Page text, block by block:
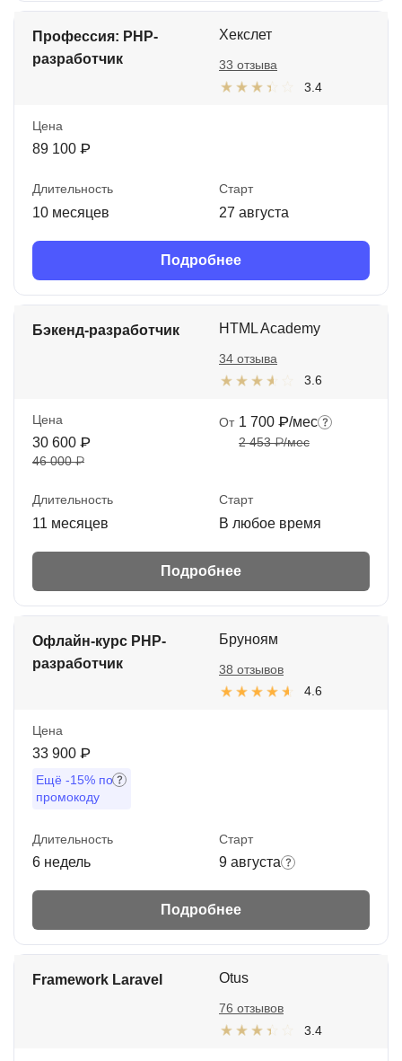
Профессия: PHP-
разработчик
Хекслет
3.4
33 отзыва
Цена
89 100 ₽
Длительность
10 месяцев
Старт
27 августа
Подробнее
Бэкенд-разработчик HTML Academy
3.6
34 отзыва
Цена
30 600 ₽
46 000 ₽
От 1 700 ₽/мес
2 453 ₽/мес
Длительность
11 месяцев
Старт
В любое время
Подробнее
Офлайн-курс PHP-
разработчик
Бруноям
4.6
38 отзывов
Цена
33 900 ₽
Ещё -15% по
промокоду
Длительность
6 недель
Старт
9 августа
Подробнее
Framework Laravel Otus
3.4
76 отзывов